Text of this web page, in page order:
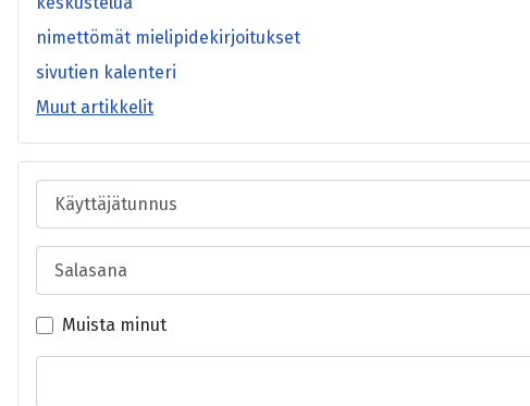
nimettömät mielipidekirjoitukset
sivutien kalenteri
Muut artikkelit
Käyttäjätunnus
Salasana
Muista minut